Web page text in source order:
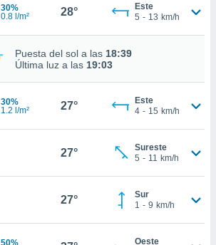
30%
0.8 l/m²
28°
Este
5 - 13 km/h
Puesta del sol a las 18:39
Última luz a las 19:03
30%
1.2 l/m²
27°
Este
4 - 15 km/h
27°
Sureste
5 - 11 km/h
27°
Sur
1 - 9 km/h
50% Oeste